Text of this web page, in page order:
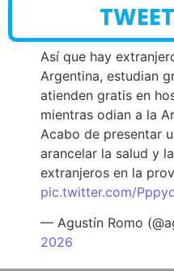
Así que hay
Argentina, estudian
atienden gratis en
mientras odian a la
Acabo de presentar
arancelar la salud y
extranjeros en la
pic.twitter.com/
— Agustín Romo
2026